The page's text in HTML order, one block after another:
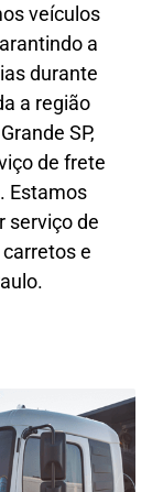
veículos
a
durante
a região
SP,
de frete
Estamos
serviço de
e